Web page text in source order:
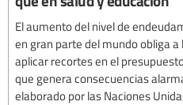
El aumento del nivel de
en gran parte del mundo obliga
aplicar recortes en el
que genera consecuencias
elaborado por las Naciones